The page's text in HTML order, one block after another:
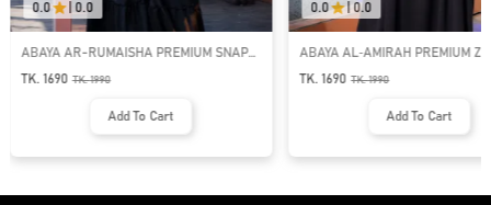
0.0 0.0
ABAYA AR-RUMAISHA PREMIUM SNAP
BUTTON ABAYA
TK. 1690 TK.1990
Add To Cart
0.0 | 0.0
ABAYA AL‑AMIRAH PREMIUM
NECK ABAYA
TK. 1690 TK.1990
Add To Cart